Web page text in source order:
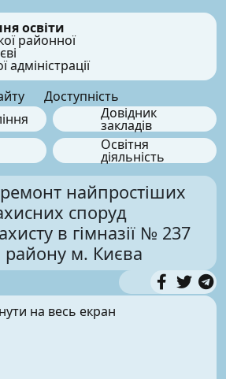
освіти
районної
адміністрації
Доступність
Довідник
закладів
Освітня
діяльність
найпростіших
споруд
в гімназії № 237
м. Києва
на весь екран